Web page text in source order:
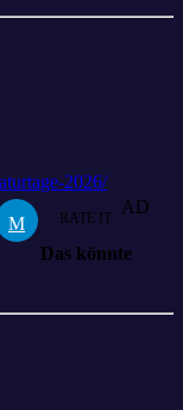
2026/
RATE IT
AD
Das könnte